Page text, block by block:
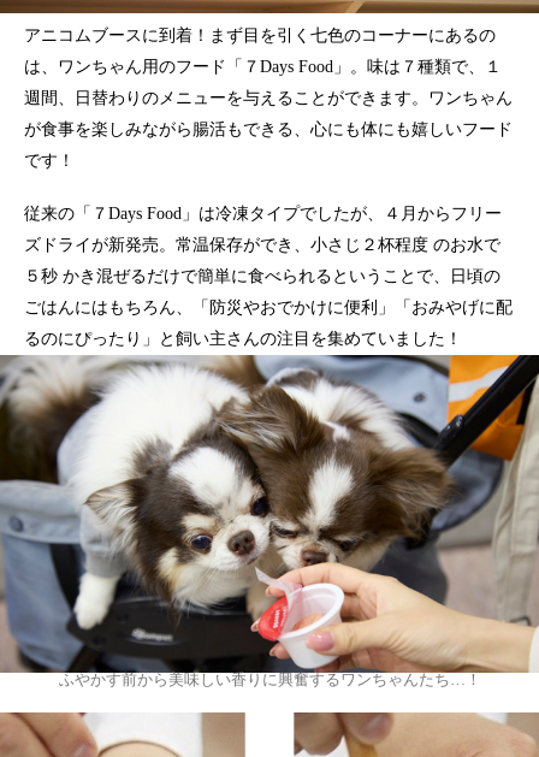
アニコムブースに到着！まず目を引く七色のコーナーにあるの
は、ワンちゃん用のフード「７Days Food」。味は７種類で、１
週間、日替わりのメニューを与えることができます。ワンちゃん
が食事を楽しみながら腸活もできる、心にも体にも嬉しいフード
です！
従来の「７Days Food」は冷凍タイプでしたが、４月からフリー
ズドライが新発売。常温保存ができ、小さじ２杯程度 のお水で
５秒 かき混ぜるだけで簡単に食べられるということで、日頃の
ごはんにはもちろん、「防災やおでかけに便利」「おみやげに配
るのにぴったり」と飼い主さんの注目を集めていました！
ふやかす前から美味しい香りに興奮するワンちゃんたち…！